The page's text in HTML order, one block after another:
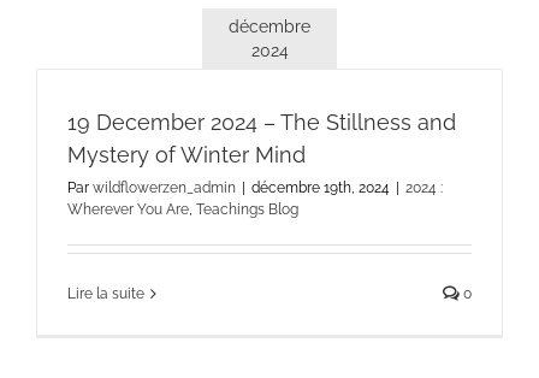
décembre
2024
19 December 2024 – The Stillness and
Mystery of Winter Mind
Par wildflowerzen_admin | décembre 19th, 2024 | 2024 :
Wherever You Are Teachings Blog
Lire la suite 0